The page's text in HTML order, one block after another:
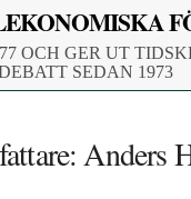
OCH GER UT
SEDAN 1973
Anders